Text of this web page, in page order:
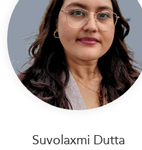
Suvolaxmi Dutta